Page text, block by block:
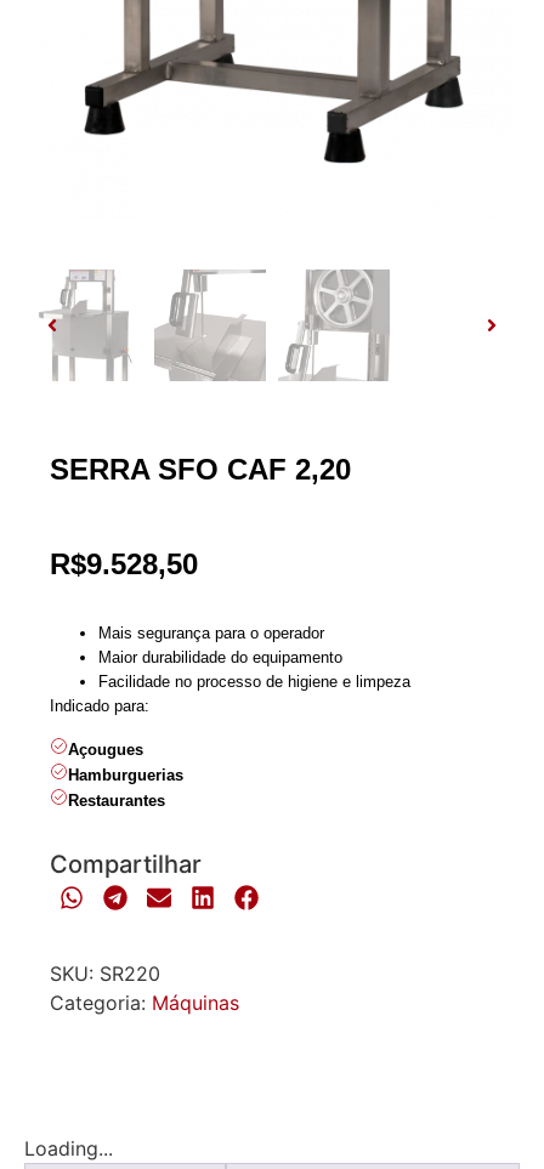
SERRA SFO CAF 2,20
R$9.528,50
Mais segurança para o operador
Maior durabilidade do equipamento
Facilidade no processo de higiene e limpeza
Indicado para:
Açougues
Hamburguerias
Restaurantes
Compartilhar
SKU: SR220
Categoria: Máquinas
Loading...